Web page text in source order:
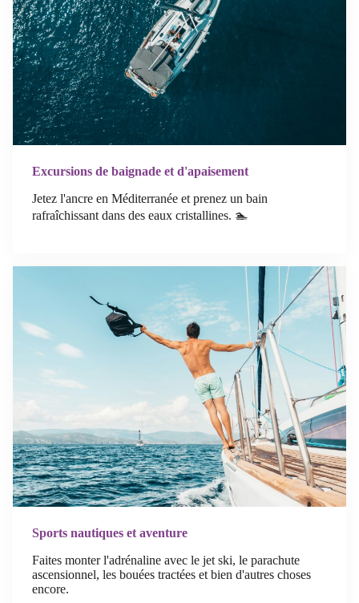
Excursions de baignade et d'apaisement
Jetez l'ancre en Méditerranée et prenez un bain
rafraîchissant dans des eaux cristallines. 🏊
Sports nautiques et aventure
Faites monter l'adrénaline avec le jet ski, le parachute
ascensionnel, les bouées tractées et bien d'autres choses
encore.